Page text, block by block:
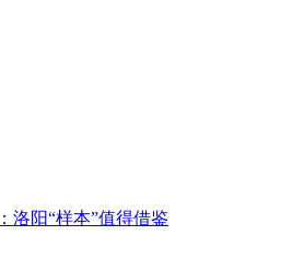
洛阳“样本”值得借鉴